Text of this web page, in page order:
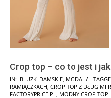
Crop top – co to jest i
2021-
06-
IN: BLUZKI DAMSKIE MODA
RAMIĄCZKACH CROP TOP Z DŁUGIMI
FACTORYPRICE.PL
MODNY CROP TOP